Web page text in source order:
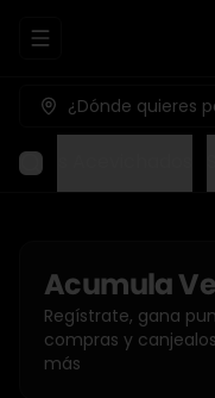
Abrir menu de
¿Dónde quieres
Rolls Acevichados
Acumula
Regístrate, gana
compras y
más